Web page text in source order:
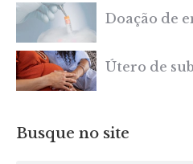
Doação de
Útero de
Busque no site